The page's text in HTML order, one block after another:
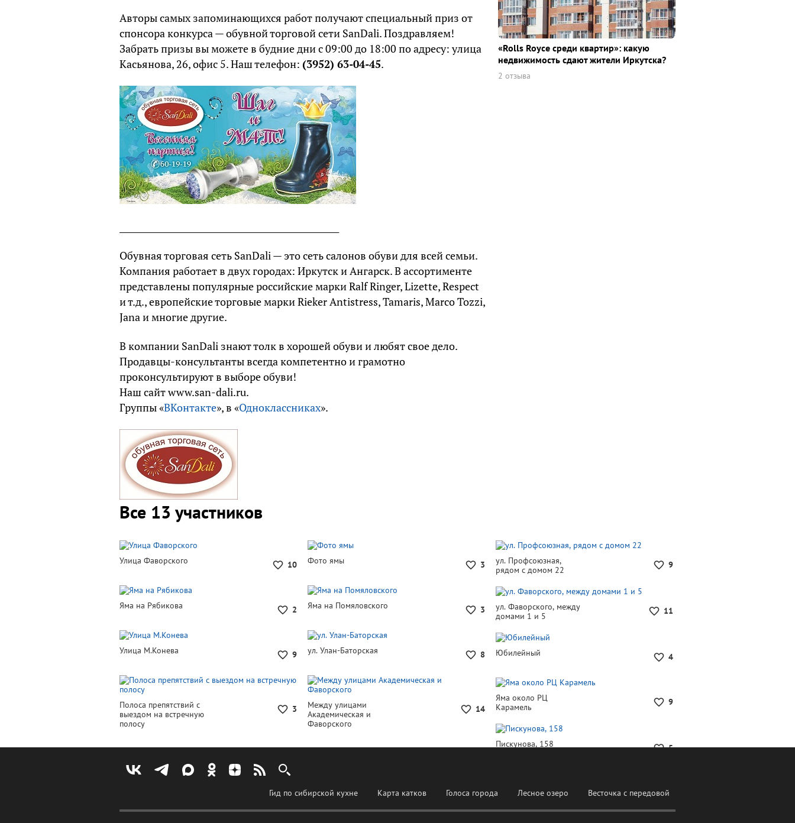
Авторы самых запоминающихся работ получают специальный приз от
спонсора конкурса — обувной торговой сети SanDali. Поздравляем!
Забрать призы вы можете в будние дни с 09:00 до 18:00 по адресу: улица
Касьянова, 26, офис 5. Наш телефон: (3952) 63-04-45.
Обувная торговая сеть SanDali — это сеть салонов обуви для всей семьи.
Компания работает в двух городах: Иркутск и Ангарск. В ассортименте
представлены популярные российские марки Ralf Ringer, Lizette, Respect
и т.д., европейские торговые марки Rieker Antistress, Tamaris, Marco Tozzi,
Jana и многие другие.
В компании SanDali знают толк в хорошей обуви и любят свое дело.
Продавцы-консультанты всегда компетентно и грамотно
проконсультируют в выборе обуви!
Наш сайт www.san-dali.ru.
Группы «ВКонтакте», в «Одноклассниках».
«Rolls Royce среди квaртир»: какую
недвижимость сдают жители Иркутска?
2 отзыва
Все 13 участников
10
Улица Фаворского
2
Яма на Рябикова
9
Улица М.Конева
3
Полоса препятствий с
выездом на встречную
полосу
3
Фото ямы
3
Яма на Помяловского
8
ул. Улан-Баторская
14
Между улицами
Академическая и
Фаворского
9
ул. Профсоюзная,
рядом с домом 22
11
ул. Фаворского, между
домами 1 и 5
4
Юбилейный
9
Яма около РЦ
Карамель
5
Пискунова, 158
Гид по сибирской кухне Карта катков Голоса города Лесное озеро Весточка с передовой